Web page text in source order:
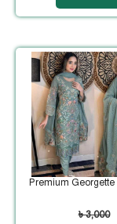
Premium Georgette
৳ 3,000